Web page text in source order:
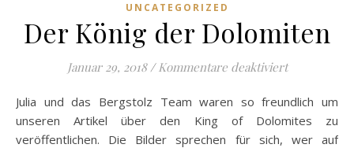
UNCATEGORIZED
Der König der Dolomiten
Januar 29, 2018 / Kommentare deaktiviertfür Der
Julia und das Bergstolz Team waren so freundlich um
unseren Artikel über den King of Dolomites zu
veröffentlichen. Die Bilder sprechen für sich, wer auf